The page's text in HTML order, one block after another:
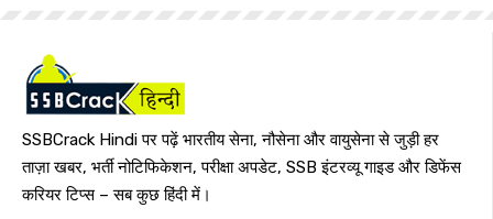
SSBCrack Hindi पर पढ़ें भारतीय सेना, नौसेना और वायुसेना से जुड़ी हर
ताज़ा खबर, भर्ती नोटिफिकेशन, परीक्षा अपडेट, SSB इंटरव्यू गाइड और डिफेंस
करियर टिप्स – सब कुछ हिंदी में।